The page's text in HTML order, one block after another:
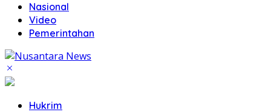
Nasional
Video
Pemerintahan
Hukrim